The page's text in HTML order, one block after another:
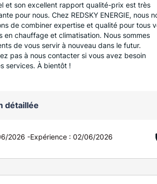
et son excellent rapport qualité-prix est très
pour nous. Chez REDSKY ENERGIE, nous
de combiner expertise et qualité pour tous
en chauffage et climatisation. Nous sommes
de vous servir à nouveau dans le futur.
pas à nous contacter si vous avez besoin
services. À bientôt !
détaillée
2026 -Expérience :02/06/2026